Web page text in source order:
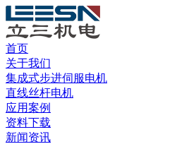
首页
关于我们
集成式步进伺服电机
直线丝杆电机
应用案例
资料下载
新闻资讯